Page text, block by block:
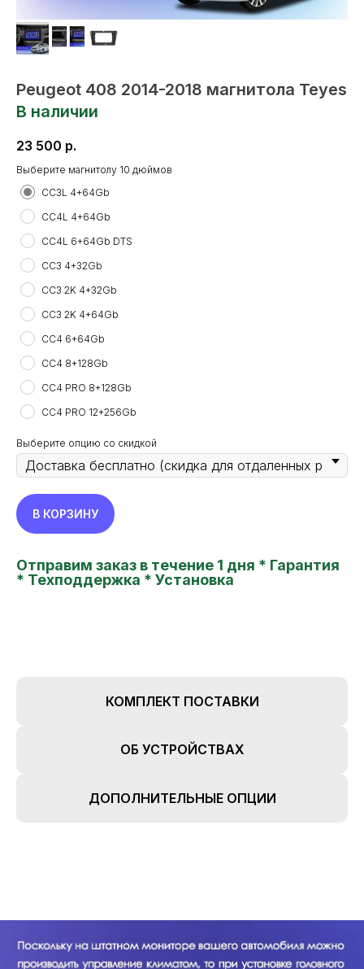
Peugeot 408 2014-2018 магнитола Teyes
В наличии
23 500 р.
Выберите магнитолу 10 дюймов
CC3L 4+64Gb
CC4L 4+64Gb
CC4L 6+64Gb DTS
CC3 4+32Gb
CC3 2K 4+32Gb
CC3 2K 4+64Gb
CC4 6+64Gb
CC4 8+128Gb
CC4 PRO 8+128Gb
CC4 PRO 12+256Gb
Выберите опцию со скидкой
В КОРЗИНУ
Отправим заказ в течение 1 дня * Гарантия
* Техподдержка * Установка
КОМПЛЕКТ ПОСТАВКИ
ОБ УСТРОЙСТВАХ
ДОПОЛНИТЕЛЬНЫЕ ОПЦИИ